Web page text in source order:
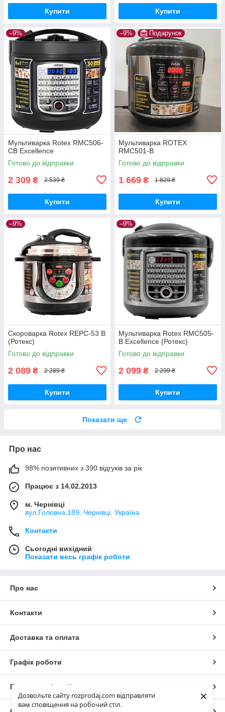
Дозвольте сайту rozprodaj.com відправляти
вам сповіщення на робочий стіл.
×
Купити Купити
–9%
Мультиварка Rotex RMC506-
CB Excellence
Готово до відправки
2 309 ₴ 2 539 ₴
Купити
–9% Подарунок
Мультиварка ROTEX
RMC501-B
Готово до відправки
1 669 ₴ 1 829 ₴
Купити
–9%
Скороварка Rotex REPC-53 B
(Ротекс)
Готово до відправки
2 089 ₴ 2 289 ₴
Купити
–9%
Мультиварка Rotex RMC505-
B Excellence (Ротекс)
Готово до відправки
2 099 ₴ 2 299 ₴
Купити
Показати ще
Про нас
98% позитивних з 390 відгуків за рік
Працює з 14.02.2013
м. Чернівці
вул.Головна,189, Чернівці, Україна
Контакти
Сьогодні вихідний
Показати весь графік роботи
Про нас
Контакти
Доставка та оплата
Графік роботи
Повна версія сайту